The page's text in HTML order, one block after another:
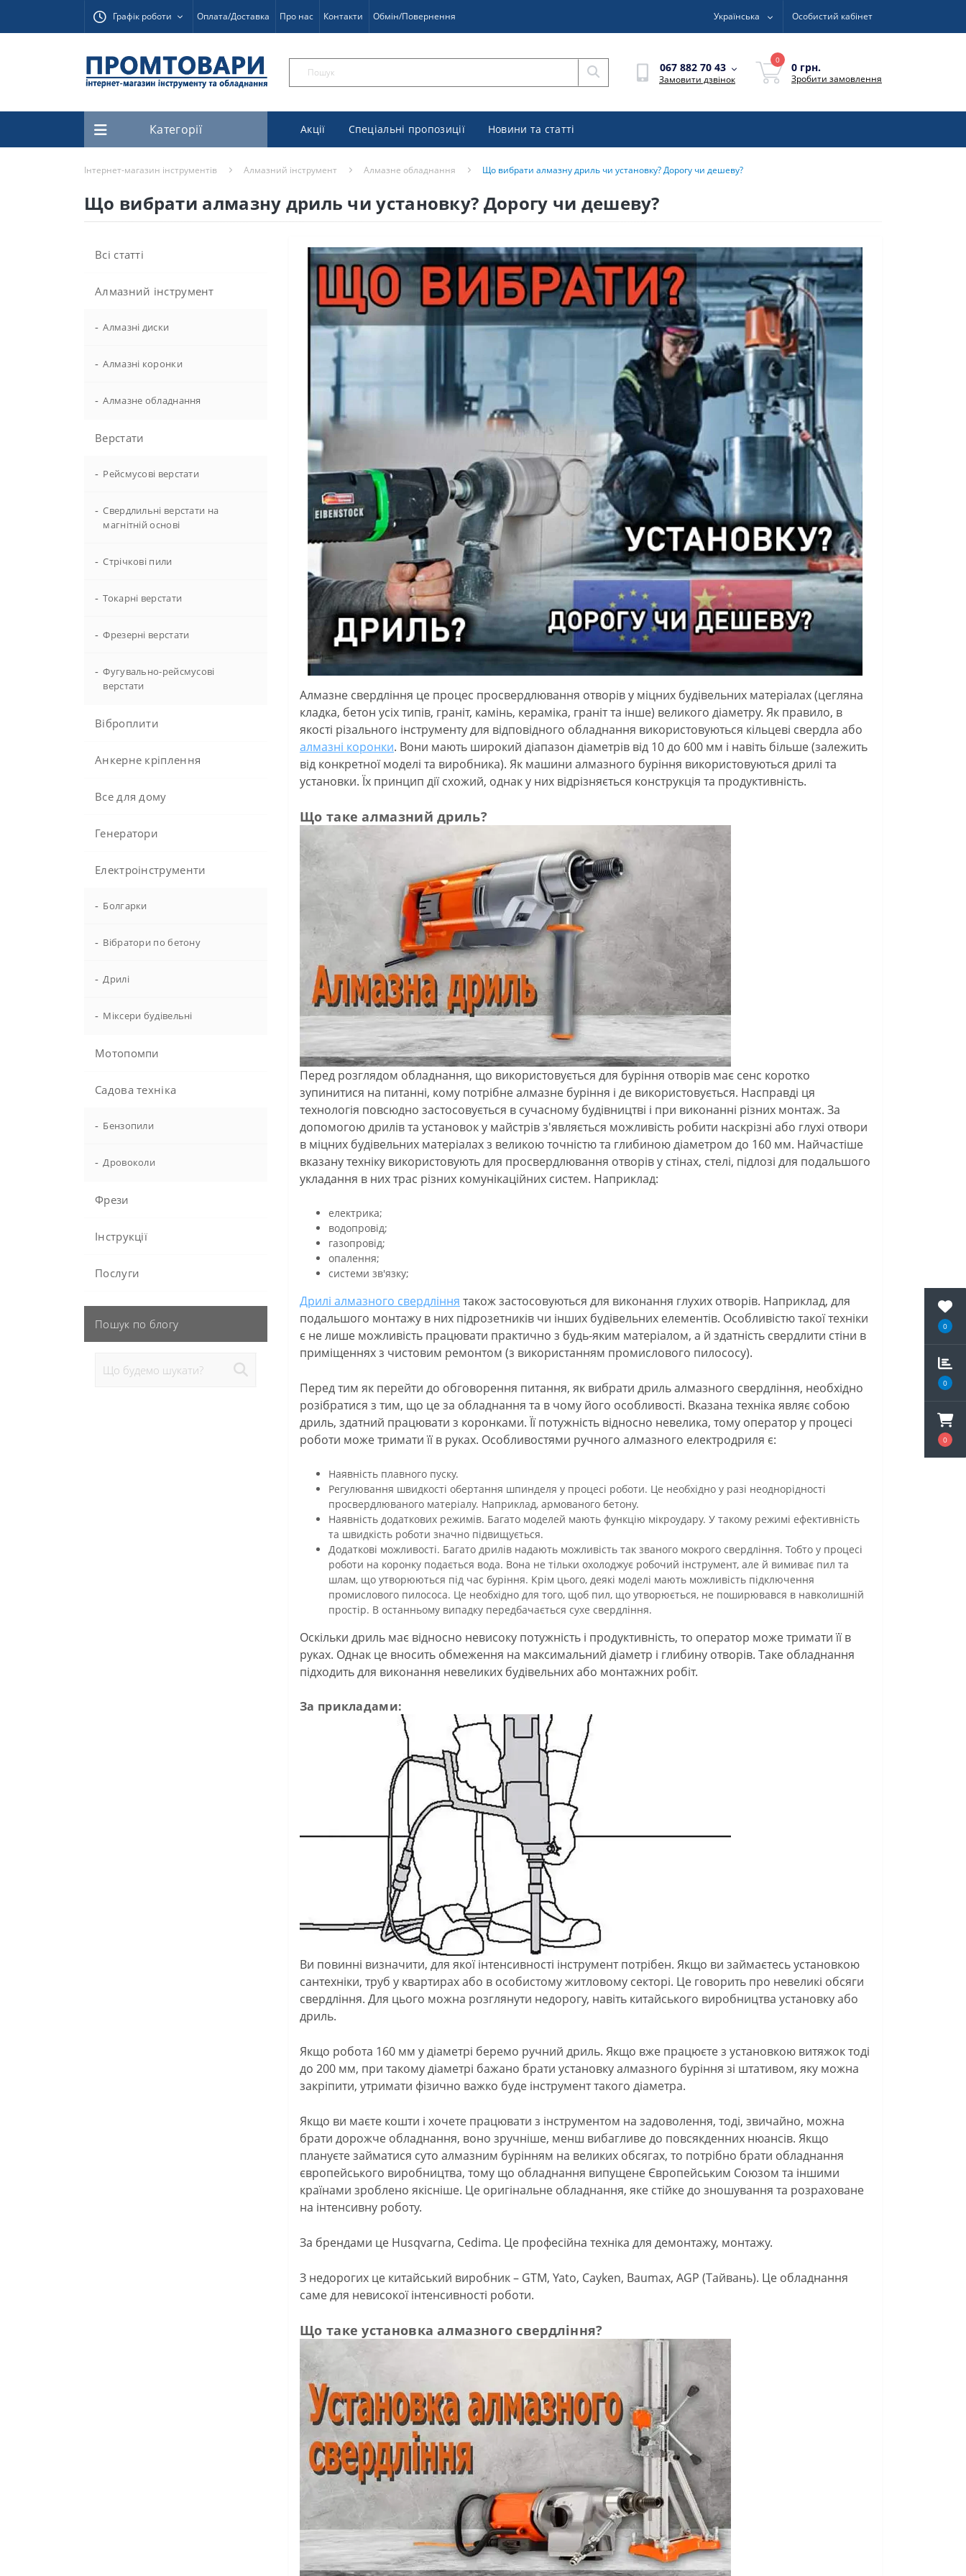
0
0
0
Графік роботи Оплата/Доставка Про нас Контакти Обмін/Повернення Українська Особистий кабінет
067 882 70 43
Замовити дзвінок
0
0 грн.
Зробити замовлення
Категорії Акції Спеціальні пропозиції Новини та статті
Інтернет-магазин інструментів Алмазний інструмент Алмазне обладнання Що вибрати алмазну дриль чи установку? Дорогу чи дешеву?
Що вибрати алмазну дриль чи установку? Дорогу чи дешеву?
Всі статті
Алмазний інструмент
- Алмазні диски
- Алмазні коронки
- Алмазне обладнання
Верстати
- Рейсмусові верстати
- Свердлильні верстати на
магнітній основі
- Стрічкові пили
- Токарні верстати
- Фрезерні верстати
- Фугувально-рейсмусові
верстати
Віброплити
Анкерне кріплення
Все для дому
Генератори
Електроінструменти
- Болгарки
- Вібратори по бетону
- Дрилі
- Міксери будівельні
Мотопомпи
Садова техніка
- Бензопили
- Дровоколи
Фрези
Інструкції
Послуги
Пошук по блогу
Алмазне свердління це процес просвердлювання отворів у міцних будівельних матеріалах (цегляна
кладка, бетон усіх типів, граніт, камінь, кераміка, граніт та інше) великого діаметру. Як правило, в
якості різального інструменту для відповідного обладнання використовуються кільцеві свердла або
алмазні коронки. Вони мають широкий діапазон діаметрів від 10 до 600 мм і навіть більше (залежить
від конкретної моделі та виробника). Як машини алмазного буріння використовуються дрилі та
установки. Їх принцип дії схожий, однак у них відрізняється конструкція та продуктивність.
Що таке алмазний дриль?
Перед розглядом обладнання, що використовується для буріння отворів має сенс коротко
зупинитися на питанні, кому потрібне алмазне буріння і де використовується. Насправді ця
технологія повсюдно застосовується в сучасному будівництві і при виконанні різних монтаж. За
допомогою дрилів та установок у майстрів з'являється можливість робити наскрізні або глухі отвори
в міцних будівельних матеріалах з великою точністю та глибиною діаметром до 160 мм. Найчастіше
вказану техніку використовують для просвердлювання отворів у стінах, стелі, підлозі для подальшого
укладання в них трас різних комунікаційних систем. Наприклад:
електрика;
водопровід;
газопровід;
опалення;
системи зв'язку;
Дрилі алмазного свердління також застосовуються для виконання глухих отворів. Наприклад, для
подальшого монтажу в них підрозетників чи інших будівельних елементів. Особливістю такої техніки
є не лише можливість працювати практично з будь-яким матеріалом, а й здатність свердлити стіни в
приміщеннях з чистовим ремонтом (з використанням промислового пилососу).
Перед тим як перейти до обговорення питання, як вибрати дриль алмазного свердління, необхідно
розібратися з тим, що це за обладнання та в чому його особливості. Вказана техніка являє собою
дриль, здатний працювати з коронками. Її потужність відносно невелика, тому оператор у процесі
роботи може тримати її в руках. Особливостями ручного алмазного електродриля є:
Наявність плавного пуску.
Регулювання швидкості обертання шпинделя у процесі роботи. Це необхідно у разі неоднорідності
просвердлюваного матеріалу. Наприклад, армованого бетону.
Наявність додаткових режимів. Багато моделей мають функцію мікроудару. У такому режимі ефективність
та швидкість роботи значно підвищується.
Додаткові можливості. Багато дрилів надають можливість так званого мокрого свердління. Тобто у процесі
роботи на коронку подається вода. Вона не тільки охолоджує робочий інструмент, але й вимиває пил та
шлам, що утворюються під час буріння. Крім цього, деякі моделі мають можливість підключення
промислового пилососа. Це необхідно для того, щоб пил, що утворюється, не поширювався в навколишній
простір. В останньому випадку передбачається сухе свердління.
Оскільки дриль має відносно невисоку потужність і продуктивність, то оператор може тримати її в
руках. Однак це вносить обмеження на максимальний діаметр і глибину отворів. Таке обладнання
підходить для виконання невеликих будівельних або монтажних робіт.
За прикладами:
Ви повинні визначити, для якої інтенсивності інструмент потрібен. Якщо ви займаєтесь установкою
сантехніки, труб у квартирах або в особистому житловому секторі. Це говорить про невеликі обсяги
свердління. Для цього можна розглянути недорогу, навіть китайського виробництва установку або
дриль.
Якщо робота 160 мм у діаметрі беремо ручний дриль. Якщо вже працюєте з установкою витяжок тоді
до 200 мм, при такому діаметрі бажано брати установку алмазного буріння зі штативом, яку можна
закріпити, утримати фізично важко буде інструмент такого діаметра.
Якщо ви маєте кошти і хочете працювати з інструментом на задоволення, тоді, звичайно, можна
брати дорожче обладнання, воно зручніше, менш вибагливе до повсякденних нюансів. Якщо
плануєте займатися суто алмазним бурінням на великих обсягах, то потрібно брати обладнання
європейського виробництва, тому що обладнання випущене Європейським Союзом та іншими
країнами зроблено якісніше. Це оригінальне обладнання, яке стійке до зношування та розраховане
на інтенсивну роботу.
За брендами це Husqvarna, Cedima. Це професійна техніка для демонтажу, монтажу.
З недорогих це китайський виробник – GTM, Yato, Cayken, Baumax, AGP (Тайвань). Це обладнання
саме для невисокої інтенсивності роботи.
Що таке установка алмазного свердління?